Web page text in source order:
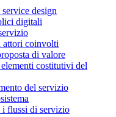
design
digitali
attori coinvolti
di valore
costitutivi del
del servizio
i flussi di servizio